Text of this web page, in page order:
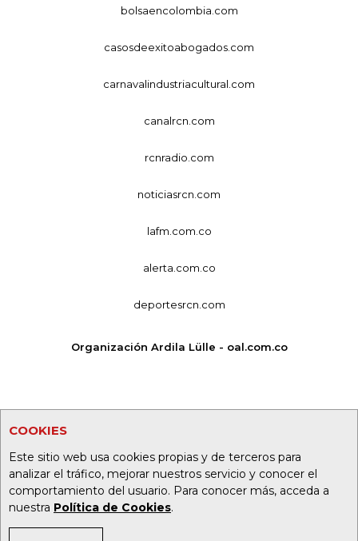
COOKIES
Este sitio web usa cookies propias y de terceros para
analizar el tráfico, mejorar nuestros servicio y conocer el
comportamiento del usuario. Para conocer más, acceda a
nuestra Política de Cookies.
bolsaencolombia.com
casosdeexitoabogados.com
carnavalindustriacultural.com
canalrcn.com
rcnradio.com
noticiasrcn.com
lafm.com.co
alerta.com.co
deportesrcn.com
Organización Ardila Lülle - oal.com.co